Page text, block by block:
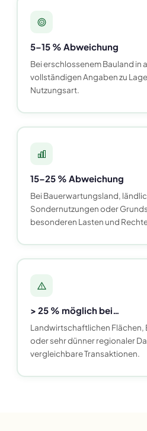
5–15 % Abweichung
Bei erschlossenem Bauland in
vollständigen Angaben zu
Nutzungsart.
15–25 % Abweichung
Bei Bauerwartungsland,
Sondernutzungen oder
besonderen Lasten und
> 25 % möglich bei…
Landwirtschaftlichen Flächen,
oder sehr dünner regionaler
vergleichbare Transaktionen.